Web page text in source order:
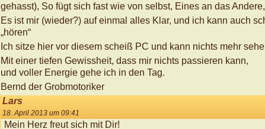
gehasst), So fügt sich fast wie von selbst, Eines an das
Es ist mir (wieder?) auf einmal alles Klar, und ich kann auch
„hören“
Ich sitze hier vor diesem scheiß PC und kann nichts mehr
Mit einer tiefen Gewissheit, dass mir nichts passieren kann,
und voller Energie gehe ich in den Tag.
Bernd der Grobmotoriker
Lars
18. April 2013 um 09:41
Mein Herz freut sich mit Dir!